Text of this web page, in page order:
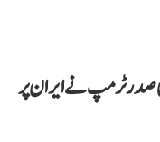
صدر ٹرمپ نے ایران پر